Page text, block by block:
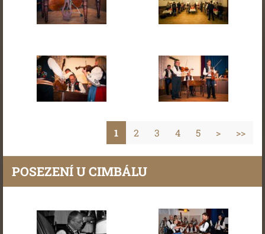
1 2 3 4 5 > >>
POSEZENÍ U CIMBÁLU